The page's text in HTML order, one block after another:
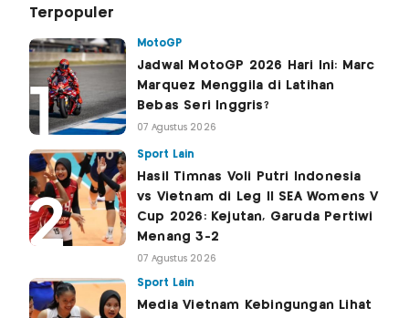
Terpopuler
MotoGP
Jadwal MotoGP 2026 Hari Ini: Marc
Marquez Menggila di Latihan
Bebas Seri Inggris?
07 Agustus 2026
Sport Lain
Hasil Timnas Voli Putri Indonesia
vs Vietnam di Leg II SEA Womens V
Cup 2026: Kejutan, Garuda Pertiwi
Menang 3-2
07 Agustus 2026
Sport Lain
Media Vietnam Kebingungan Lihat